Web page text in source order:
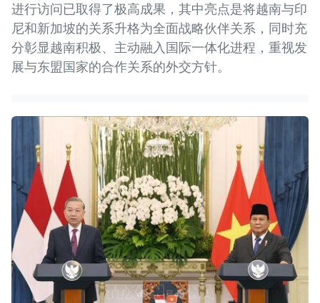
进行访问已取得了极高成果，其中亮点是将越南与印
尼和新加坡的关系升格为全面战略伙伴关系，同时充
分彰显越南积极、主动融入国际一体化进程，重视发
展与东盟国家的合作关系的外交方针。